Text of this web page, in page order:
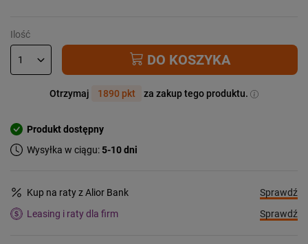
Ilość
DO KOSZYKA
Otrzymaj 1890 pkt za zakup tego produktu.
Produkt dostępny
Wysyłka w ciągu:5-10 dni
Kup na raty z Alior Bank
Sprawdź
Leasing i raty dla firm
Sprawdź